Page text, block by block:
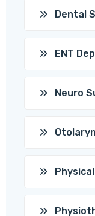
Dental
ENT
Neuro